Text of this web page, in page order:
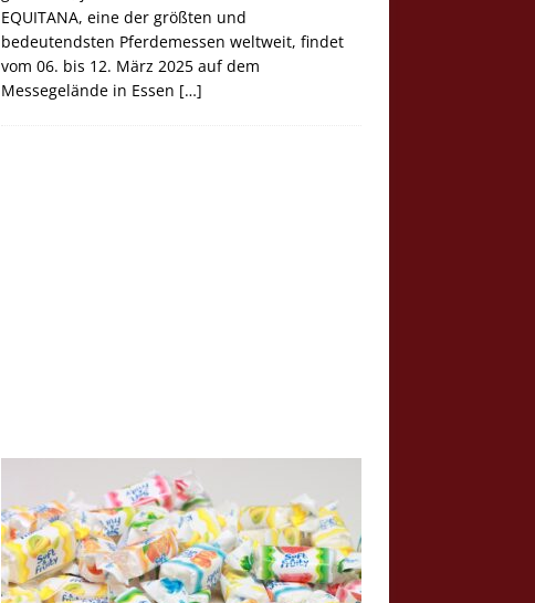
EQUITANA, eine der größten und
bedeutendsten Pferdemessen weltweit, findet
vom 06. bis 12. März 2025 auf dem
Messegelände in Essen […]